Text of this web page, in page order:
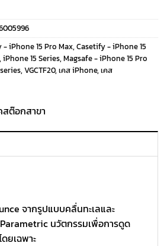
฿.
price
is:
2,340 ฿.
- iPhone 15 Pro Max, Casetify - iPhone 15
, iPhone 15 Series, Magsafe - iPhone 15 Pro
, VGCTF20, เคส iPhone, เคส
ต๊อกสาขา
จากรูปแบบคลื่นทะเลและ
นวัตกรรมเพื่อการดูด
ยเฉพาะ